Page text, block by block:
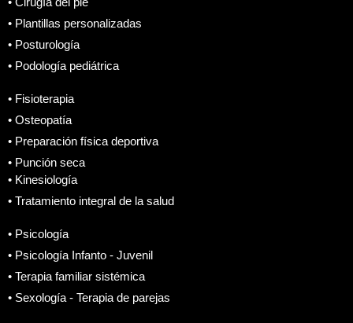
• Plantillas personalizadas
• Posturología
• Podología pediátrica
• Fisioterapia
• Osteopatía
• Preparación física deportiva
• Punción seca
• Kinesiología
• Tratamiento integral de la salud
• Psicología
• Psicología Infanto - Juvenil
• Terapia familiar sistémica
• Sexología - Terapia de parejas